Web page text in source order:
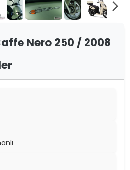
arrow_forward_ios
Nero 250 / 2008